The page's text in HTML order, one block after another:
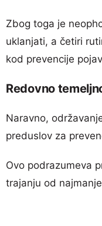
Zbog toga je
uklanjati, a četiri
kod prevencije
Redovno
Naravno,
preduslov za
Ovo podrazumeva
trajanju od